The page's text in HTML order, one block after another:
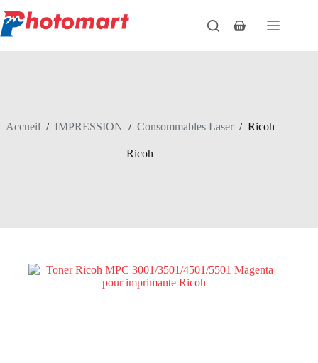
au
contenu
Panier
Accueil / IMPRESSION / Consommables Laser / Ricoh
Ricoh